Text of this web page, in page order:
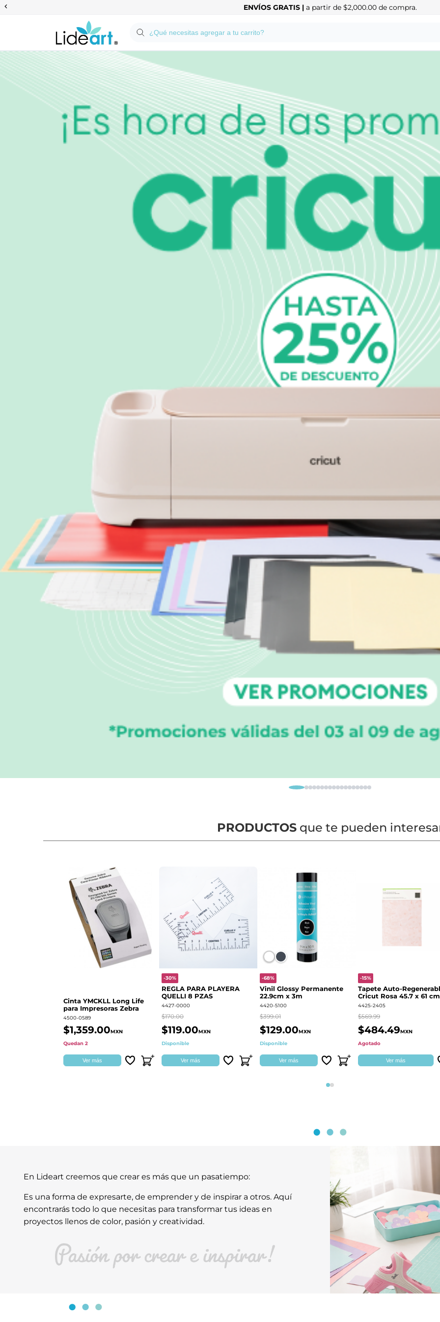
Anterior ENVÍOS GRATIS | a partir de $2,000.00 de compra.
PRODUCTOSque te pueden
Cinta YMCKLL Long Life
para Impresoras Zebra
4500-0589
$1,359.00MXN
Quedan 2
Ver más
-30%
REGLA PARA PLAYERA
QUELLI 8 PZAS
4427-0000
$170.00
$119.00MXN
Disponible
Ver más
-68%
Vinil Glossy Permanente
22.9cm x 3m
4420-5100
$399.01
$129.00MXN
Disponible
Ver más
-15%
Tapete Auto-
Cricut Rosa 45.7 x 61 cm
2004713
4425-2405
$569.99
$484.49MXN
Agotado
Ver más
Página 1
Página 2
En Lideart creemos que crear es más que un pasatiempo:
Es una forma de expresarte, de emprender y de inspirar a otros. Aquí
encontrarás todo lo que necesitas para transformar tus ideas en
proyectos llenos de color, pasión y creatividad.